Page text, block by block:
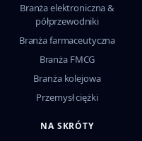
Branża elektroniczna &
półprzewodniki
Branża farmaceutyczna
Branża FMCG
Branża kolejowa
Przemysł ciężki
NA SKRÓTY